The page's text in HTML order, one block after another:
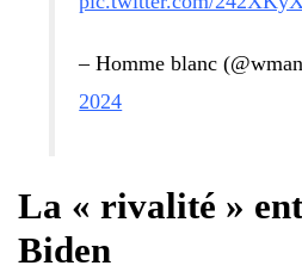
– Homme blanc
2024
La « rivalité »
Biden